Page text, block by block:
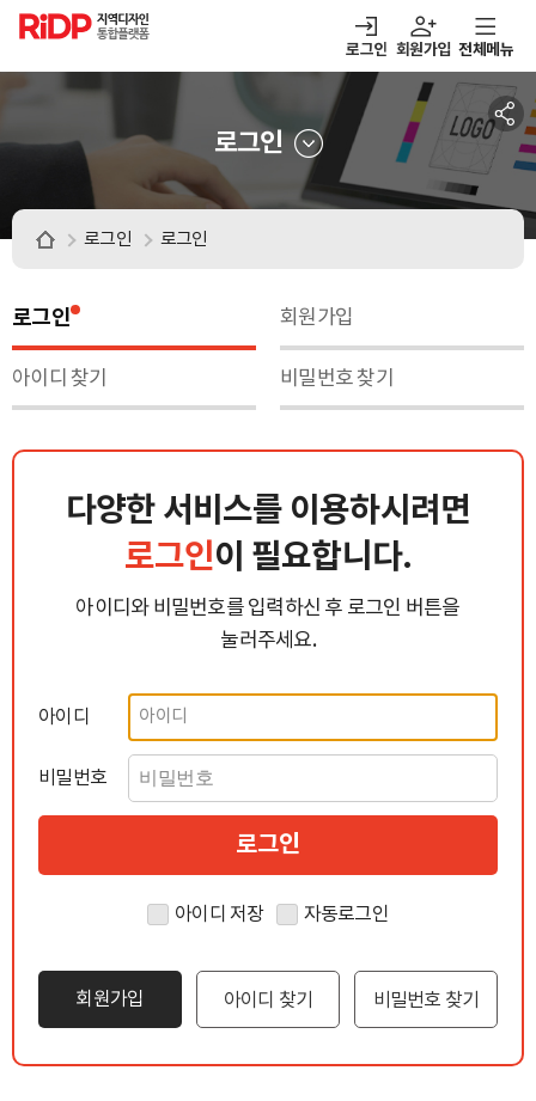
RiDP 지역디자인
통합플랫폼
로그인 회원가입
열기 알림마당
열기 아이디어뱅크
전체메뉴
로그인
로그인 로그인
로그인 회원가입
아이디 찾기 비밀번호 찾기
다양한 서비스를 이용하시려면
로그인이 필요합니다.
아이디와 비밀번호를 입력하신 후 로그인 버튼을
눌러주세요.
아이디
비밀번호
아이디 저장 자동로그인
회원가입 아이디 찾기 비밀번호 찾기